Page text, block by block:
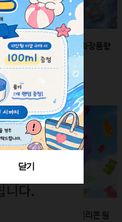
스페인산 향료-화장품향
2ml
회원공개
60ml-몬스터 실리콘 원
닫기
닫기